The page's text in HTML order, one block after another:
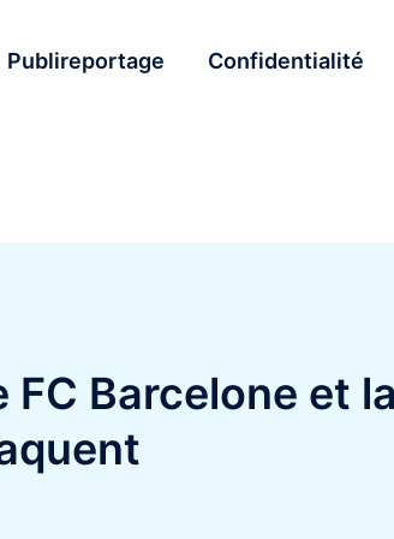
Publireportage Confidentialité
FC Barcelone et